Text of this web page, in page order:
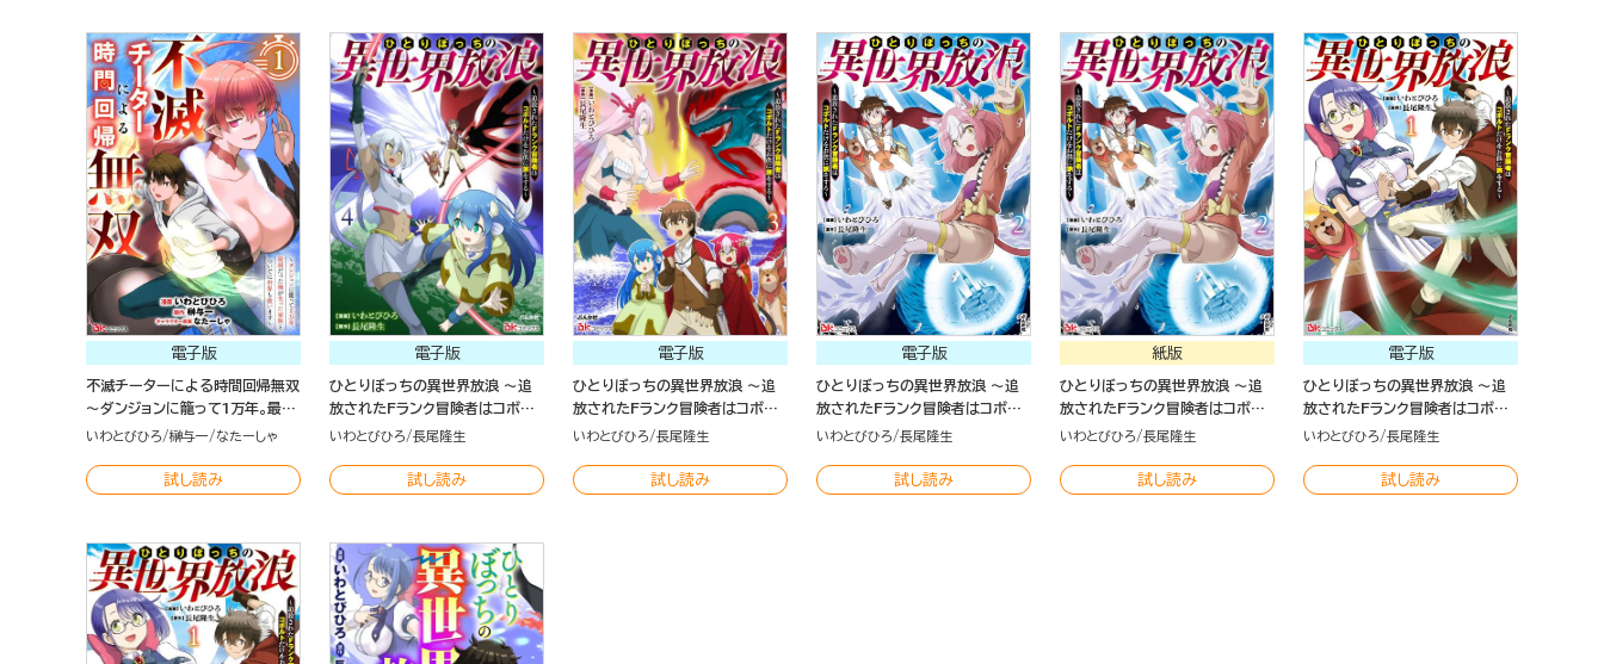
電子版
不滅チーターによる時間回帰無双
～ダンジョンに籠って1万年。最弱
だった俺が失った家族とついでに
冊版）
いわとびひろ 榊与一 なたーしゃ
試し読み
電子版
ひとりぼっちの異世界放浪 ～追
放されたFランク冒険者はコボル
トだけをお供に旅をする～ コミッ
いわとびひろ 長尾隆生
試し読み
電子版
ひとりぼっちの異世界放浪 ～追
放されたFランク冒険者はコボル
トだけをお供に旅をする～ コミッ
いわとびひろ 長尾隆生
試し読み
電子版
ひとりぼっちの異世界放浪 ～追
放されたFランク冒険者はコボル
トだけをお供に旅をする～（2）
いわとびひろ 長尾隆生
試し読み
紙版
ひとりぼっちの異世界放浪 ～追
放されたFランク冒険者はコボル
トだけをお供に旅をする～（2）
いわとびひろ 長尾隆生
試し読み
電子版
ひとりぼっちの異世界放浪 ～追
放されたFランク冒険者はコボル
トだけをお供に旅をする～（1）
いわとびひろ 長尾隆生
試し読み